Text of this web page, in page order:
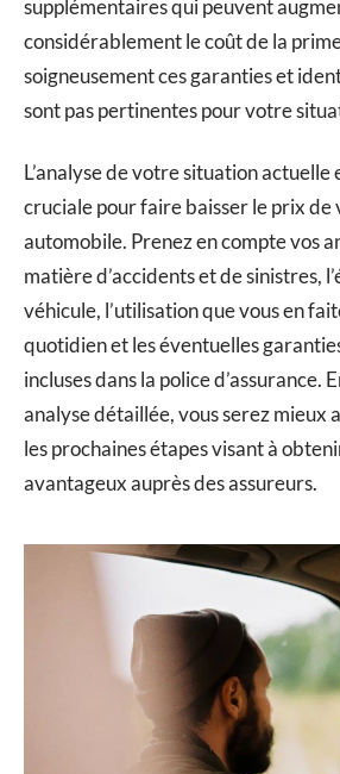
supplémentaires qui peuvent
considérablement le coût de la
soigneusement ces garanties et
sont pas pertinentes pour votre
L’analyse de votre situation actuelle
cruciale pour faire baisser le prix de
automobile. Prenez en compte vos
matière d’accidents et de sinistres,
véhicule, l’utilisation que vous en
quotidien et les éventuelles
incluses dans la police d’assurance.
analyse détaillée, vous serez mieux
les prochaines étapes visant à
avantageux auprès des assureurs.